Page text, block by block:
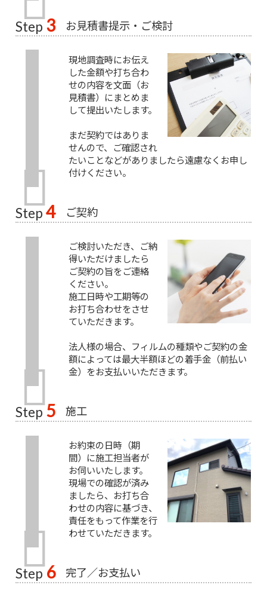
Step 3 お見積書提示・ご検討
現地調査時にお伝え
した金額や打ち合わ
せの内容を文面（お
見積書）にまとめま
して提出いたします。
まだ契約ではありま
せんので、ご確認され
たいことなどがありましたら遠慮なくお申し
付けください。
Step 4 ご契約
ご検討いただき、ご納
得いただけましたら
ご契約の旨をご連絡
ください。
施工日時や工期等の
お打ち合わせをさせ
ていただきます。
法人様の場合、フィルムの種類やご契約の金
額によっては最大半額ほどの着手金（前払い
金）をお支払いいただきます。
Step 5 施工
お約束の日時（期
間）に施工担当者が
お伺いいたします。
現場での確認が済み
ましたら、お打ち合
わせの内容に基づき、
責任をもって作業を行
わせていただきます。
Step 6 完了／お支払い